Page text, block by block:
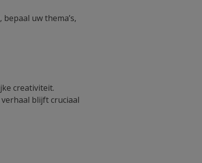
uw thema’s,
creativiteit.
blijft cruciaal